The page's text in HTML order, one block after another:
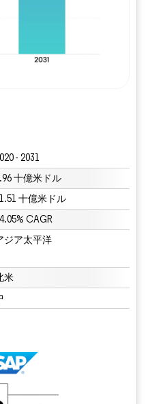
- 2031
十億米ドル
十億米ドル
CAGR
ジア太平洋
米
はCC BY 4.0の表示が必要です。